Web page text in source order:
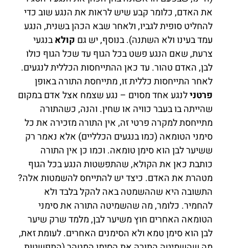
את האדם, כלומר קבע שיש לראות את הנגע שוב כדי
להחליט סופית לגביו, ולאחר שבא הכהן בשנית, הנגע
עמד בעינו ולא השתנה). בנוסף, יש גם קולאבנגעי
צרעת, שאם הנגע פשט בכל הגוף עד שכל הגוף כולו
לבן, האדם טהור. עד כאן ההתייחסות הכללית לנגעים.
לאחר התייחסות כללית זו, מתייחסת התורה באופן
פרטנילנגע אחד מסוים – נגע שצמח אצל אדם במקום
שהייתה בו בעבר כוויה או שחין. והנה, כשהתורה
מתייחסת למקרה פרטי זה, אין התורה מזכירה את כל
סימני הטומאה (כמו בנגעים הכלליים) אלא נאמר רק
ששיער לבן הוא סימן טומאה. וכמו כן אין התורה
כותבת כאן את הקולא, שהתפשטות הנגע בכל הגוף
מטהרת את האדם. כיצד יש להתייחס להשמטות אלה?
התשובה היא שההשמטה באה להקל בלבד ולא
להחמיר. כלומר, מה שהשמיטה התורה את סימני
הטומאה האחרים חוץ משיער לבן, מלמד שרק שיער
לבן הוא סימן טמא ולא הסימנים האחרים. לעומת זאת,